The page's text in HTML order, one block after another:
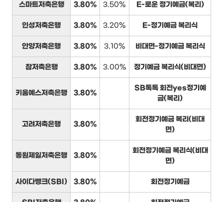
스마트저축은행 3.80% 3.50% E-로운 정기예금(복리)
인성저축은행 3.80% 3.20% E-정기예금 복리식
안양저축은행 3.80% 3.10% 비대면-정기예금 복리식
참저축은행 3.80% 3.00% 정기예금 복리식(비대면)
키움예스저축은행 3.80%
SB톡톡 회전yes정기예
금(복리)
고려저축은행 3.80%
회전정기예금 복리(비대
면)
동원제일저축은행 3.80%
회전정기예금 복리식(비대
면)
사이다뱅크(SBI) 3.80% 회전정기예금